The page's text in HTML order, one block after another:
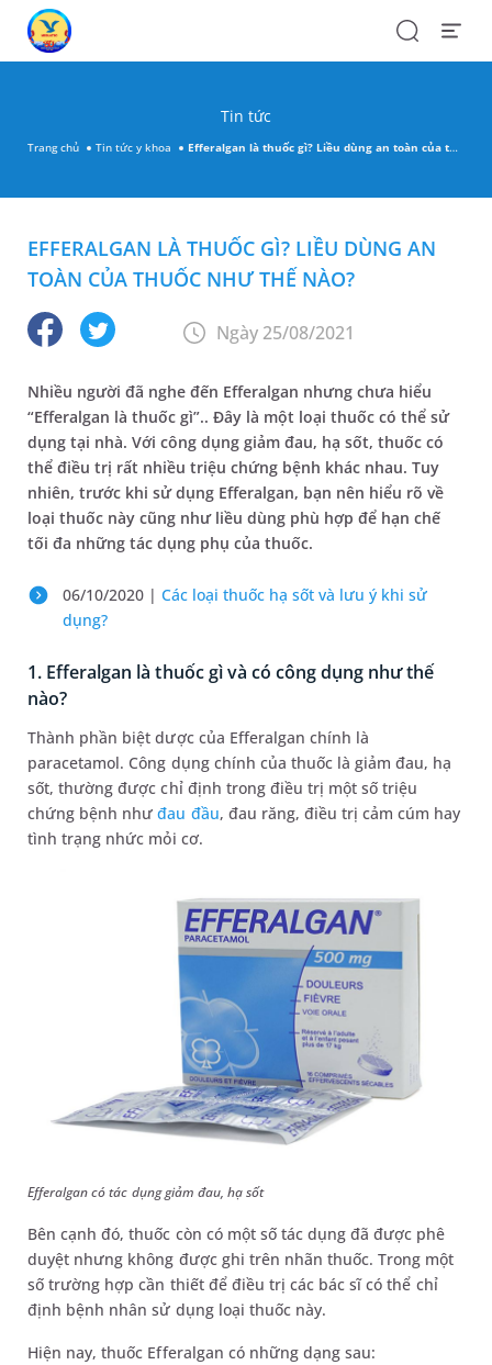
SearchOpen
Tin tức
Trang chủ Tin tức y khoa Efferalgan là thuốc gì? Liều dùng an toàn của thuốc như thế nào?
EFFERALGAN LÀ THUỐC GÌ? LIỀU DÙNG AN
TOÀN CỦA THUỐC NHƯ THẾ NÀO?
Ngày 25/08/2021
Nhiều người đã nghe đến Efferalgan nhưng chưa hiểu
“Efferalgan là thuốc gì”.. Đây là một loại thuốc có thể sử
dụng tại nhà. Với công dụng giảm đau, hạ sốt, thuốc có
thể điều trị rất nhiều triệu chứng bệnh khác nhau. Tuy
nhiên, trước khi sử dụng Efferalgan, bạn nên hiểu rõ về
loại thuốc này cũng như liều dùng phù hợp để hạn chế
tối đa những tác dụng phụ của thuốc.
06/10/2020 | Các loại thuốc hạ sốt và lưu ý khi sử
dụng?
1. Efferalgan là thuốc gì và có công dụng như thế
nào?
Thành phần biệt dược của Efferalgan chính là
paracetamol. Công dụng chính của thuốc là giảm đau, hạ
sốt, thường được chỉ định trong điều trị một số triệu
chứng bệnh nhưđau đầu, đau răng, điều trị cảm cúm hay
tình trạng nhức mỏi cơ.
Efferalgan có tác dụng giảm đau, hạ sốt
Bên cạnh đó, thuốc còn có một số tác dụng đã được phê
duyệt nhưng không được ghi trên nhãn thuốc. Trong một
số trường hợp cần thiết để điều trị các bác sĩ có thể chỉ
định bệnh nhân sử dụng loại thuốc này.
Hiện nay, thuốc Efferalgan có những dạng sau: